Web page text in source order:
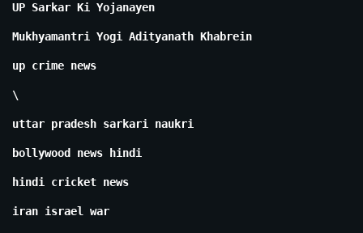
UP Sarkar Ki Yojanayen
Mukhyamantri Yogi Adityanath Khabrein
up crime news
\
uttar pradesh sarkari naukri
bollywood news hindi
hindi cricket news
iran israel war